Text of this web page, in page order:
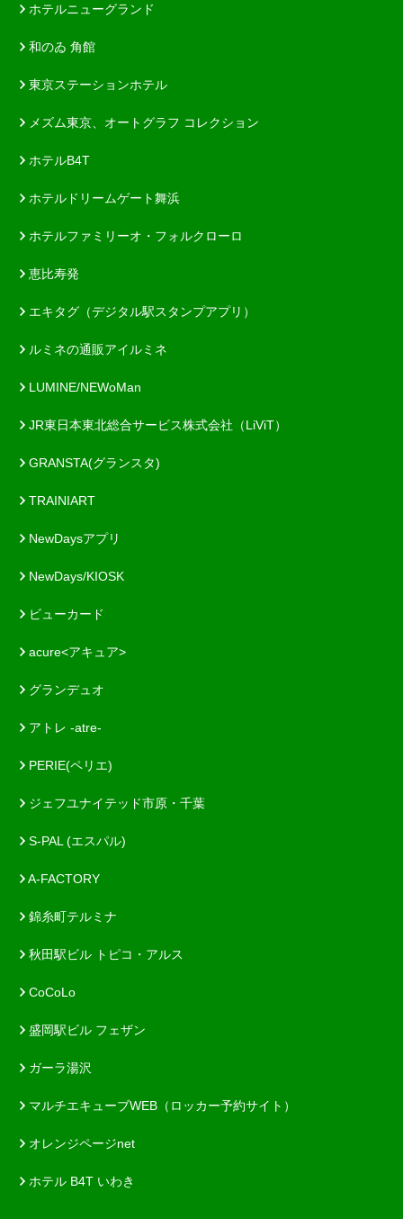
ホテルニューグランド
和のゐ 角館
東京ステーションホテル
メズム東京、オートグラフ コレクション
ホテルB4T
ホテルドリームゲート舞浜
ホテルファミリーオ・フォルクローロ
恵比寿発
エキタグ（デジタル駅スタンプアプリ）
ルミネの通販アイルミネ
LUMINE/NEWoMan
JR東日本東北総合サービス株式会社（LiViT）
GRANSTA(グランスタ)
TRAINIART
NewDaysアプリ
NewDays/KIOSK
ビューカード
acure<アキュア>
グランデュオ
アトレ -atre-
PERIE(ペリエ)
ジェフユナイテッド市原・千葉
S-PAL (エスパル)
A-FACTORY
錦糸町テルミナ
秋田駅ビル トピコ・アルス
CoCoLo
盛岡駅ビル フェザン
ガーラ湯沢
マルチエキューブWEB（ロッカー予約サイト）
オレンジページnet
ホテル B4T いわき